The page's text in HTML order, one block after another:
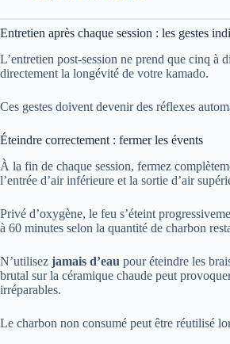
Entretien après chaque session : les gestes
L’entretien post-session ne prend que cinq à
directement la longévité de votre kamado.
Ces gestes doivent devenir des réflexes
Éteindre correctement : fermer les évents
À la fin de chaque session, fermez
l’entrée d’air inférieure et la sortie d’air
Privé d’oxygène, le feu s’éteint
à 60 minutes selon la quantité de charbon
N’utilisez jamais d’eau pour éteindre les
brutal sur la céramique chaude peut
irréparables.
Le charbon non consumé peut être réutilisé